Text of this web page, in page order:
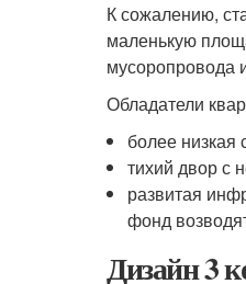
К сожалению,
маленькую
мусоропровода
Обладатели
более низкая
тихий двор с
развитая
фонд
Дизайн 3